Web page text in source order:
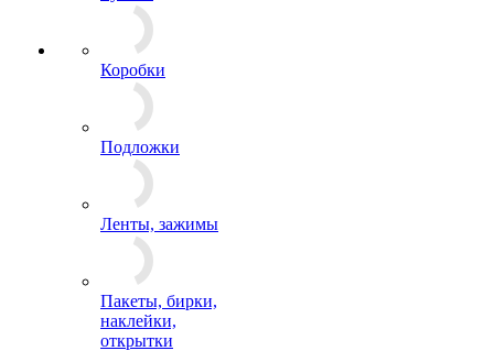
Коробки
Подложки
Ленты, зажимы
Пакеты, бирки,
наклейки,
открытки